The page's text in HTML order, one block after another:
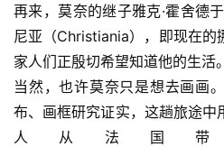
再来，莫奈的继子雅克·霍舍德
尼亚（Christiania），即现在的
家人们正殷切希望知道他的生活。
当然，也许莫奈只是想去画画
布、画框研究证实，这趟旅途中
人从法国